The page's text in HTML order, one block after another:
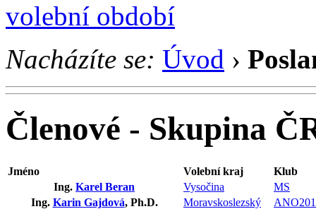
volební období
Nacházíte se: Úvod ›
Členové - Skupina
Jméno Volební kraj
Klub
Ing. Karel Beran Vysočina
MS
Ing. Karin Gajdová, Ph.D. Moravskoslezský